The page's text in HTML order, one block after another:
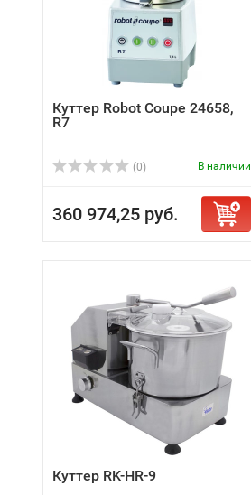
Куттер Robot Coupe 24658,
R7
(0) В наличии
360 974,25 руб.
Куттер RK-HR-9